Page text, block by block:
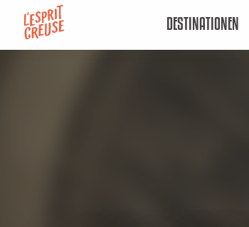
contenu
DESTINATIONEN